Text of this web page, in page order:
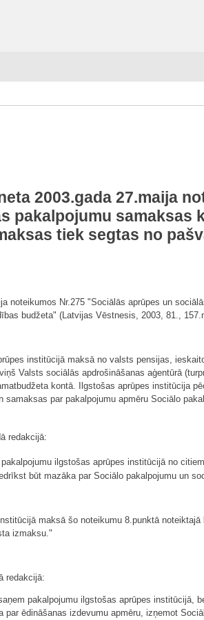
2003.gada 27.maija
pakalpojumu samaksas
tiek segtas no
noteikumos Nr.275 "Sociālās aprūpes un
budžeta" (Latvijas Vēstnesis, 2003, 81.,
institūcijā maksā no valsts pensijas,
Valsts sociālās apdrošināšanas aģentūrā
kontā. Ilgstošas aprūpes institūcija
par pakalpojumu apmēru Sociālo
redakcijā:
ilgstošas aprūpes institūcijā no
būt mazāka par Sociālo pakalpojumu un
maksā šo noteikumu 8.punktā
izmaksu."
redakcijā:
pakalpojumu ilgstošas aprūpes institūcijā,
ēdināšanas izdevumu apmēru, izņemot